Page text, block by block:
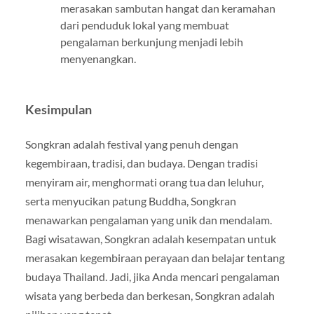
merasakan sambutan hangat dan keramahan
dari penduduk lokal yang membuat
pengalaman berkunjung menjadi lebih
menyenangkan.
Kesimpulan
Songkran adalah festival yang penuh dengan
kegembiraan, tradisi, dan budaya. Dengan tradisi
menyiram air, menghormati orang tua dan leluhur,
serta menyucikan patung Buddha, Songkran
menawarkan pengalaman yang unik dan mendalam.
Bagi wisatawan, Songkran adalah kesempatan untuk
merasakan kegembiraan perayaan dan belajar tentang
budaya Thailand. Jadi, jika Anda mencari pengalaman
wisata yang berbeda dan berkesan, Songkran adalah